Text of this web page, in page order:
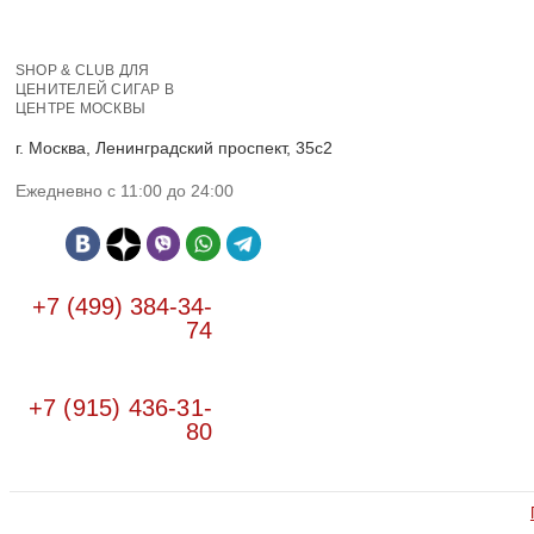
SHOP & CLUB ДЛЯ
ЦЕНИТЕЛЕЙ СИГАР В
ЦЕНТРЕ МОСКВЫ
г. Москва, Ленинградский проспект, 35с2
Ежедневно с 11:00 до 24:00
+7 (499) 384-34-
74
+7 (915) 436-31-
80